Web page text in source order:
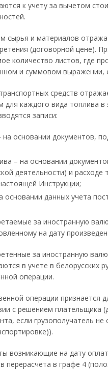
к учету за вычетом
сырья и материалов
(договорной цене).
количество листов, где
и суммовом выражении,
средств
для каждого вида топлива
записи:
на основании документов,
– на основании
деятельности) и
Инструкции;
основании данных учета
за иностранную
на дату
за иностранную
в учете в
операции.
операции признается
с решением плательщика
если грузополучатель
возникающие на дату
перерасчета в графе 4